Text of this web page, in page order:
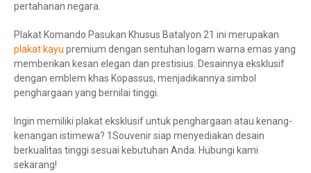
pertahanan negara.
Plakat Komando Pasukan Khusus Batalyon 21 ini merupakan
plakat kayu premium dengan sentuhan logam warna emas yang
memberikan kesan elegan dan prestisius. Desainnya eksklusif
dengan emblem khas Kopassus, menjadikannya simbol
penghargaan yang bernilai tinggi.
Ingin memiliki plakat eksklusif untuk penghargaan atau kenang-
kenangan istimewa? 1Souvenir siap menyediakan desain
berkualitas tinggi sesuai kebutuhan Anda. Hubungi kami
sekarang!